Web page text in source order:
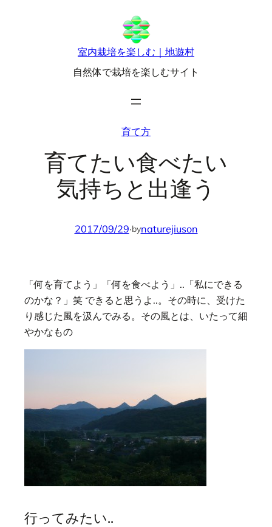
室内栽培を楽しむ｜地遊村
自然体で栽培を楽しむサイト
育て方
育てたい食べたい
気持ちと出逢う
2017/09/29·bynaturejiuson
「何を育てよう」「何を食べよう」..「私にできる
のかな？」笑 できると思うよ..。その時に、受けた
り感じた風を汲んでみる。その風とは、いたって細
やかなもの
行ってみたい..